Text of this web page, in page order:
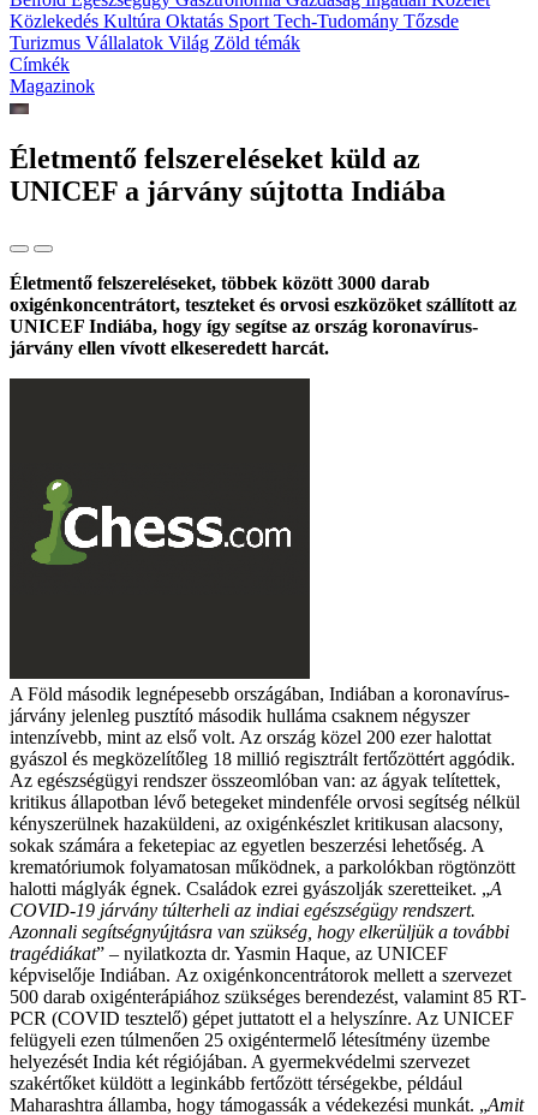
Közlekedés Kultúra Oktatás Sport Tech-Tudomány Tőzsde
Turizmus Vállalatok Világ Zöld témák
Címkék
Magazinok
Életmentő felszereléseket küld az
UNICEF a járvány sújtotta Indiába
Életmentő felszereléseket, többek között 3000 darab
oxigénkoncentrátort, teszteket és orvosi eszközöket szállított az
UNICEF Indiába, hogy így segítse az ország koronavírus-
járvány ellen vívott elkeseredett harcát.
A Föld második legnépesebb országában, Indiában a koronavírus-
járvány jelenleg pusztító második hulláma csaknem négyszer
intenzívebb, mint az első volt. Az ország közel 200 ezer halottat
gyászol és megközelítőleg 18 millió regisztrált fertőzöttért aggódik.
Az egészségügyi rendszer összeomlóban van: az ágyak telítettek,
kritikus állapotban lévő betegeket mindenféle orvosi segítség nélkül
kényszerülnek hazaküldeni, az oxigénkészlet kritikusan alacsony,
sokak számára a feketepiac az egyetlen beszerzési lehetőség. A
krematóriumok folyamatosan működnek, a parkolókban rögtönzött
halotti máglyák égnek. Családok ezrei gyászolják szeretteiket. „A
COVID-19 járvány túlterheli az indiai egészségügy rendszert.
Azonnali segítségnyújtásra van szükség, hogy elkerüljük a további
tragédiákat” – nyilatkozta dr. Yasmin Haque, az UNICEF
képviselője Indiában. Az oxigénkoncentrátorok mellett a szervezet
500 darab oxigénterápiához szükséges berendezést, valamint 85 RT-
PCR (COVID tesztelő) gépet juttatott el a helyszínre. Az UNICEF
felügyeli ezen túlmenően 25 oxigéntermelő létesítmény üzembe
helyezését India két régiójában. A gyermekvédelmi szervezet
szakértőket küldött a leginkább fertőzött térségekbe, például
Maharashtra államba, hogy támogassák a védekezési munkát. „Amit